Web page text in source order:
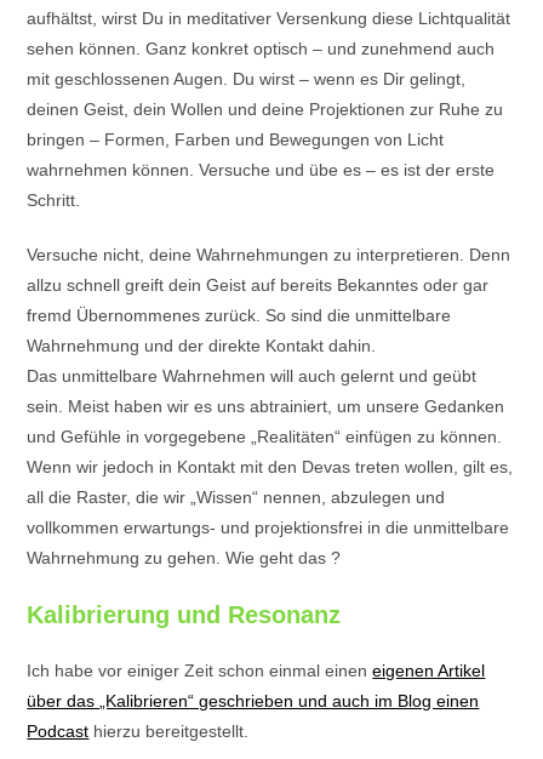
aufhältst, wirst Du in meditativer Versenkung diese Lichtqualität
sehen können. Ganz konkret optisch – und zunehmend auch
mit geschlossenen Augen. Du wirst – wenn es Dir gelingt,
deinen Geist, dein Wollen und deine Projektionen zur Ruhe zu
bringen – Formen, Farben und Bewegungen von Licht
wahrnehmen können. Versuche und übe es – es ist der erste
Schritt.
Versuche nicht, deine Wahrnehmungen zu interpretieren. Denn
allzu schnell greift dein Geist auf bereits Bekanntes oder gar
fremd Übernommenes zurück. So sind die unmittelbare
Wahrnehmung und der direkte Kontakt dahin.
Das unmittelbare Wahrnehmen will auch gelernt und geübt
sein. Meist haben wir es uns abtrainiert, um unsere Gedanken
und Gefühle in vorgegebene „Realitäten“ einfügen zu können.
Wenn wir jedoch in Kontakt mit den Devas treten wollen, gilt es,
all die Raster, die wir „Wissen“ nennen, abzulegen und
vollkommen erwartungs- und projektionsfrei in die unmittelbare
Wahrnehmung zu gehen. Wie geht das ?
Kalibrierung und Resonanz
Ich habe vor einiger Zeit schon einmal eineneigenen Artikel
über das „Kalibrieren“ geschrieben und auch im Blog einen
Podcast hierzu bereitgestellt.